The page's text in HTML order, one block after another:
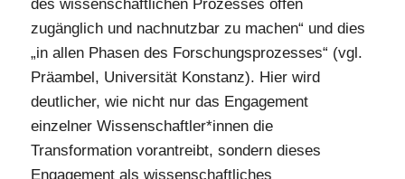
des wissenschaftlichen Prozesses offen
zugänglich und nachnutzbar zu machen“ und dies
„in allen Phasen des Forschungsprozesses“ (vgl.
Präambel, Universität Konstanz). Hier wird
deutlicher, wie nicht nur das Engagement
einzelner Wissenschaftler*innen die
Transformation vorantreibt, sondern dieses
Engagement als wissenschaftliches